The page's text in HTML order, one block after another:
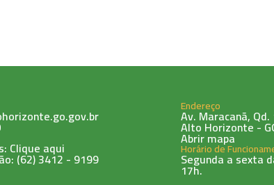
Clique aqui
(62) 3412 - 9199
Endereço
Av. Maracanã,
Alto Horizonte -
Abrir mapa
Horário de
Segunda a sexta
17h.